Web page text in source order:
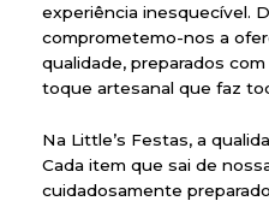
experiência inesquecível.
comprometemo-nos a
qualidade, preparados
toque artesanal que faz
Na Little’s Festas, a
Cada item que sai de
cuidadosamente